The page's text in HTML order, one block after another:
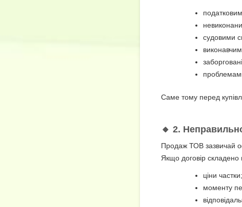
судовими
Саме тому перед
🔸 2.
Продаж ТОВ зазвичай
Якщо договір
ціни частки;
моменту